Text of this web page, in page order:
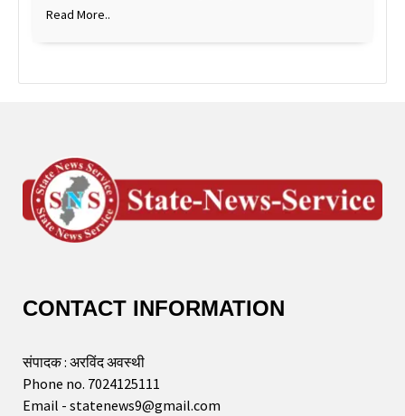
Read More..
CONTACT INFORMATION
संपादक : अरविंद अवस्थी
Phone no. 7024125111
Email - statenews9@gmail.com